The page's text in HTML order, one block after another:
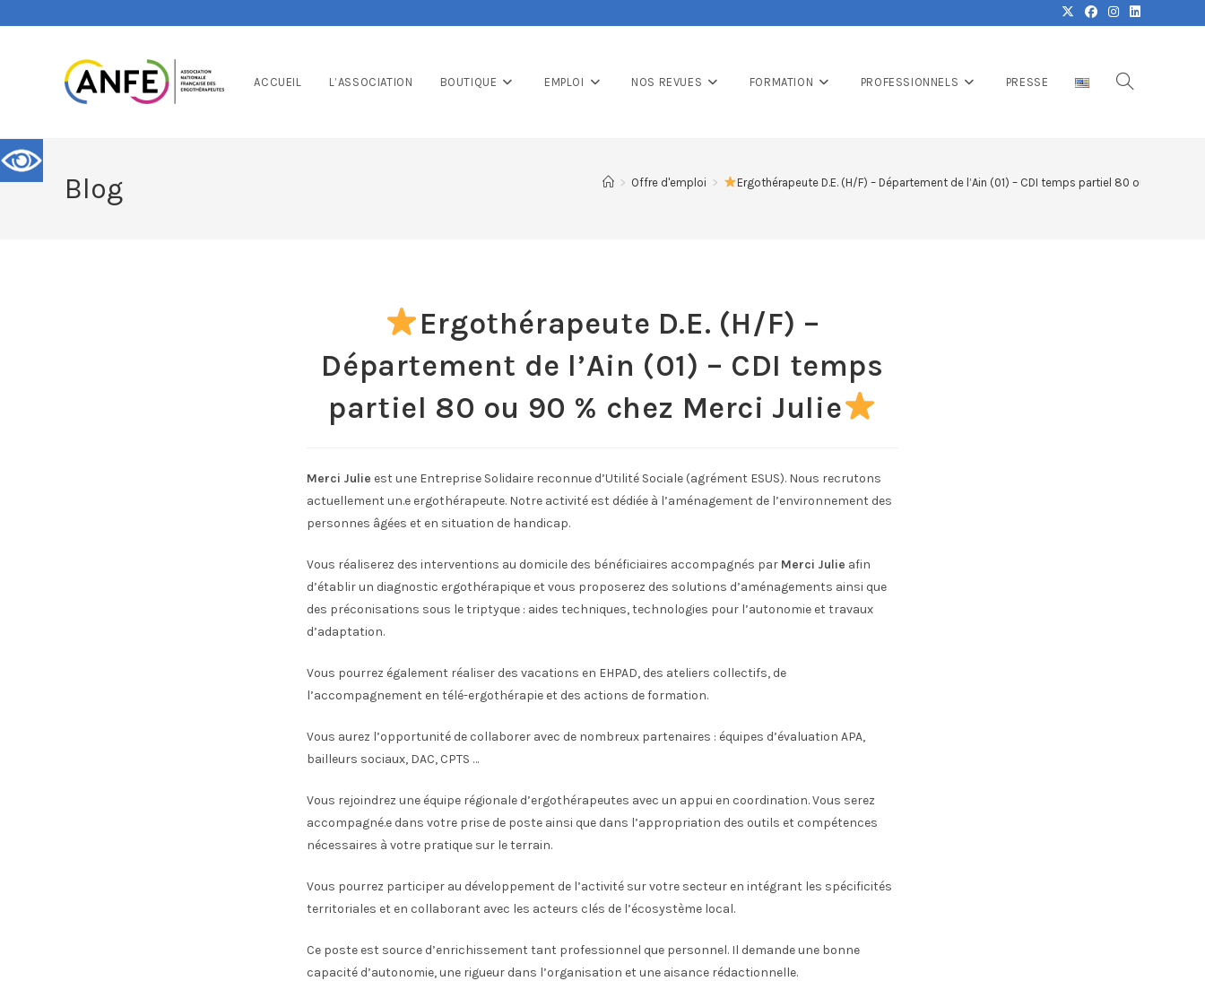
ACCUEIL L’ASSOCIATION BOUTIQUE EMPLOI NOS REVUES FORMATION PROFESSIONNELS PRESSE
Blog > Offre d'emploi > Ergothérapeute D.E. (H/F) – Département de l’Ain (01) – CDI temps partiel 80 ou 90 % chez
Ergothérapeute D.E. (H/F) –
Département de l’Ain (01) – CDI temps
partiel 80 ou 90 % chez Merci Julie
Merci Julie est une Entreprise Solidaire reconnue d’Utilité Sociale (agrément ESUS). Nous recrutons
actuellement un.e ergothérapeute. Notre activité est dédiée à l’aménagement de l’environnement des
personnes âgées et en situation de handicap.
Vous réaliserez des interventions au domicile des bénéficiaires accompagnés par Merci Julie afin
d’établir un diagnostic ergothérapique et vous proposerez des solutions d’aménagements ainsi que
des préconisations sous le triptyque : aides techniques, technologies pour l’autonomie et travaux
d’adaptation.
Vous pourrez également réaliser des vacations en EHPAD, des ateliers collectifs, de
l’accompagnement en télé-ergothérapie et des actions de formation.
Vous aurez l’opportunité de collaborer avec de nombreux partenaires : équipes d’évaluation APA,
bailleurs sociaux, DAC, CPTS …
Vous rejoindrez une équipe régionale d’ergothérapeutes avec un appui en coordination. Vous serez
accompagné.e dans votre prise de poste ainsi que dans l’appropriation des outils et compétences
nécessaires à votre pratique sur le terrain.
Vous pourrez participer au développement de l’activité sur votre secteur en intégrant les spécificités
territoriales et en collaborant avec les acteurs clés de l’écosystème local.
Ce poste est source d’enrichissement tant professionnel que personnel. Il demande une bonne
capacité d’autonomie, une rigueur dans l’organisation et une aisance rédactionnelle.